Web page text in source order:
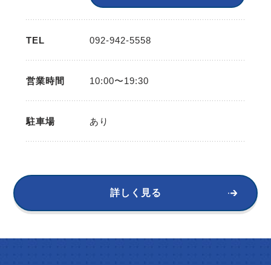
TEL 092-942-5558
営業時間 10:00〜19:30
駐車場 あり
詳しく見る